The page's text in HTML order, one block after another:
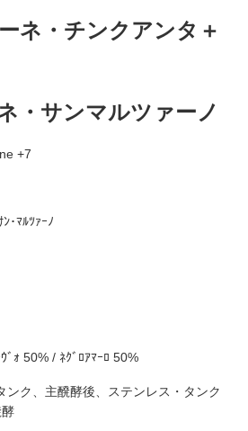
ネ・チンクアンタ＋
・サンマルツァーノ
+7
･ﾏﾙﾂｧｰﾉ
ﾞｫ 50% / ﾈｸﾞﾛｱﾏｰﾛ 50%
ンク、主醗酵後、ステンレス・タンク